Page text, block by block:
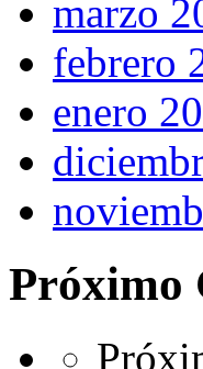
marzo
febrero
enero
Próximo